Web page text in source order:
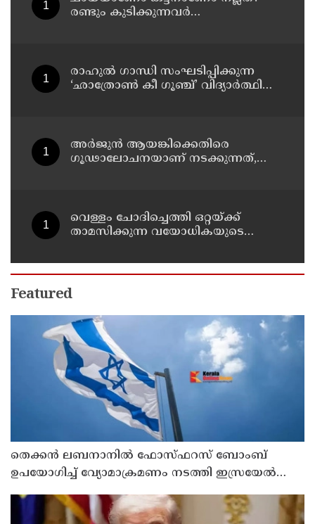
രണ്ടും കുടിക്കുന്നവർ
രാഹുൽ ഗാന്ധി സംഘടിപ്പിക്കുന്ന
‘ഛാത്രോൺ കീ ഗൂഞ്ച്’ വിദ്യാർത്ഥി
അർജുൻ ആയങ്കിക്കെതിരെ
ഗൂഢാലോചനയാണ് നടക്കുന്നത്,
ശശിധരൻ
വെള്ളം ചോദിച്ചെത്തി ഒറ്റയ്ക്ക്
താമസിക്കുന്ന വയോധികയുടെ
Featured
തെക്കൻ ലബനാനിൽ ഫോസ്ഫറസ് ബോംബ്
ഉപയോഗിച്ച് വ്യോമാക്രമണം നടത്തി ഇസ്രയേൽ
സൈന്യം